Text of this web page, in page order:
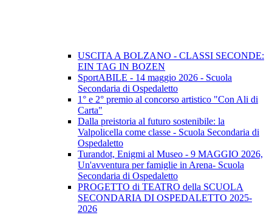
USCITA A BOLZANO - CLASSI SECONDE:
EIN TAG IN BOZEN
SportABILE - 14 maggio 2026 - Scuola
Secondaria di Ospedaletto
1° e 2° premio al concorso artistico "Con Ali di
Carta"
Dalla preistoria al futuro sostenibile: la
Valpolicella come classe - Scuola Secondaria di
Ospedaletto
Turandot, Enigmi al Museo - 9 MAGGIO 2026,
Un'avventura per famiglie in Arena- Scuola
Secondaria di Ospedaletto
PROGETTO di TEATRO della SCUOLA
SECONDARIA DI OSPEDALETTO 2025-
2026